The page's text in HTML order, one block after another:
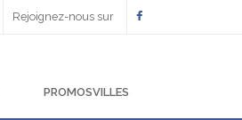
Rejoignez-nous sur
PROMOSVILLES